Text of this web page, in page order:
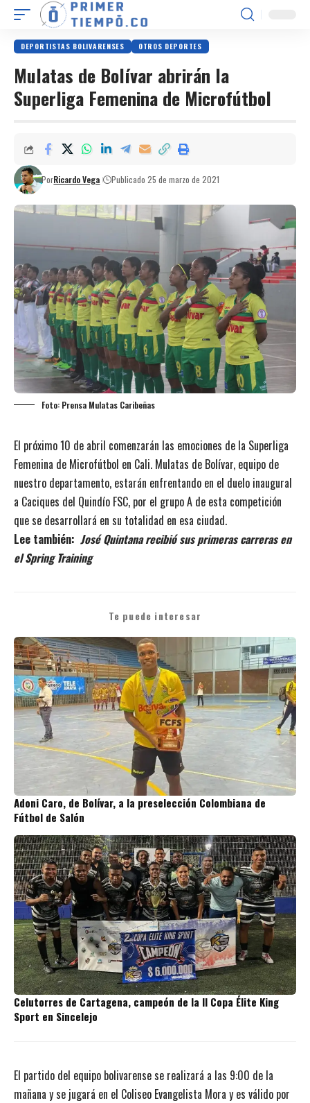
DEPORTISTAS BOLIVARENSES OTROS DEPORTES
Mulatas de Bolívar abrirán la
Superliga Femenina de Microfútbol
PorRicardo Vega Publicado 25 de marzo de 2021
Foto: Prensa Mulatas Caribeñas
El próximo 10 de abril comenzarán las emociones de la Superliga
Femenina de Microfútbol en Cali. Mulatas de Bolívar, equipo de
nuestro departamento, estarán enfrentando en el duelo inaugural
a Caciques del Quindío FSC, por el grupo A de esta competición
que se desarrollará en su totalidad en esa ciudad.
Lee también: José Quintana recibió sus primeras carreras en
el Spring Training
Te puede interesar
Adoni Caro, de Bolívar, a la preselección Colombiana de
Fútbol de Salón
Celutorres de Cartagena, campeón de la II Copa Élite King
Sport en Sincelejo
El partido del equipo bolivarense se realizará a las 9:00 de la
mañana y se jugará en el Coliseo Evangelista Mora y es válido por